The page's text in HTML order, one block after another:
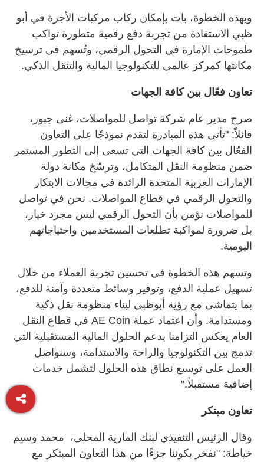
وبهذه الخطوة، بات بإمكان ركاب مركبات الأجرة في أبو
ظبي الاستفادة من تجربة دفع رقمية متطورة تواكب
طموحات الإمارة في التحول الرقمي، وتُسهم في ترسيخ
مكانتها كمركز عالمي للتكنولوجيا المالية والتنقل الذكي.
تعاون فعّال بين كافة الجهات
صرح مدير عام شركة تواصل للمواصلات، غنى جبور،
قائلاً:
"تأتي هذه المبادرة لتقدم نموذجًا على التعاون
الفعّال بين كافة الجهات التي تسعى إلى التطور المستمر
ضمن منظومة النقل المتكامل، وترسّخ مكانة دولة
الإمارات العربية المتحدة الرائدة في مجالات الابتكار
والتحول الرقمي في قطاع المواصلات. نحن في تواصل
للمواصلات نؤمن بأن التحول الرقمي ليس مجرد خيار،
بل ضرورة لمواكبة تطلعات المستخدمين واحتياجاتهم
اليومية.
وتسهم هذه الخطوة في تحسين تجربة العملاء من خلال
تسهيل عملية الدفع، وتوفير وسائط متعددة وآمنة للدفع،
بما يتماشى مع رؤية أبوظبي لبناء منظومة نقل ذكية
ومستدامة. وأن اعتماد عملة AE Coin في قطاع النقل
العام يعكس التزامنا بدعم الحلول المالية المستقبلية التي
تدمج بين التكنولوجيا والراحة والاستدامة، وسنواصل
العمل على توسيع نطاق هذه الحلول لتشمل خدمات
إضافية مستقبلاً.
"
تعاون مبتكر
وقال الرئيس التنفيذي لبنك المارية المحلي، محمد وسيم
خياطة: "نفخر بكوننا جزءًا من هذا التعاون المبتكر مع